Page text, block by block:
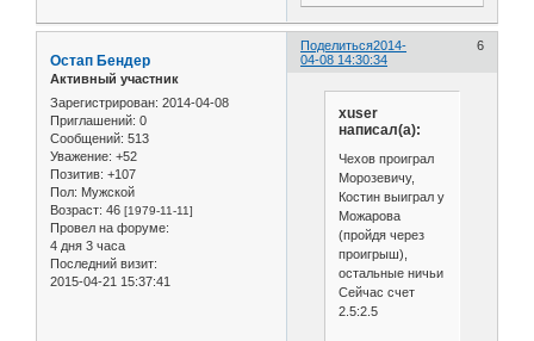
Поделиться 6
2014-
04-08 14:30:34
Остап Бендер
Активный участник
Зарегистрирован: 2014-04-08
Приглашений: 0
Сообщений: 513
Уважение: +52
Позитив: +107
Пол: Мужской
Возраст: 46 [1979-11-11]
Провел на форуме:
4 дня 3 часа
Последний визит:
2015-04-21 15:37:41
xuser
написал(а):
Чехов проиграл
Морозевичу,
Костин выиграл у
Можарова
(пройдя через
проигрыш),
остальные ничьи
Сейчас счет
2.5:2.5